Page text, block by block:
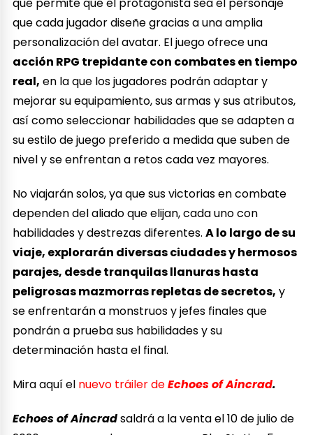
que cada jugador diseñe gracias a una amplia
personalización del avatar. El juego ofrece una
acción RPG trepidante con combates en tiempo
real, en la que los jugadores podrán adaptar y
mejorar su equipamiento, sus armas y sus atributos,
así como seleccionar habilidades que se adapten a
su estilo de juego preferido a medida que suben de
nivel y se enfrentan a retos cada vez mayores.
No viajarán solos, ya que sus victorias en combate
dependen del aliado que elijan, cada uno con
habilidades y destrezas diferentes.A lo largo de su
viaje, explorarán diversas ciudades y hermosos
parajes, desde tranquilas llanuras hasta
peligrosas mazmorras repletas de secretos, y
se enfrentarán a monstruos y jefes finales que
pondrán a prueba sus habilidades y su
determinación hasta el final.
Mira aquí el nuevo tráiler deEchoes of Aincrad.
Echoes of Aincradsaldrá a la venta el 10 de julio de